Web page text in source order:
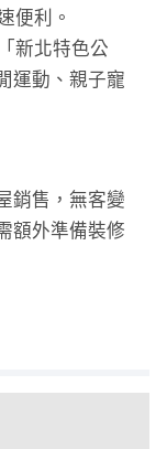
便利。
新北特色公
運動、親子寵
銷售，無客變
額外準備裝修